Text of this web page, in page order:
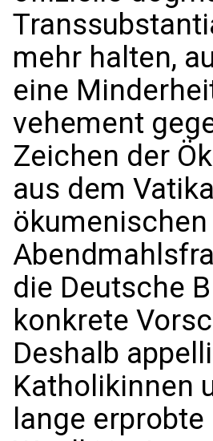
mehr halten,
eine
vehement
Zeichen der
aus dem
ökumenischen
die Deutsche
konkrete
Deshalb
Katholikinnen
lange